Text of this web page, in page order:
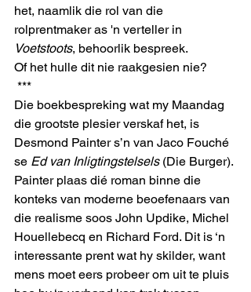
het, naamlik die rol van die
rolprentmaker as 'n verteller in
Voetstoots, behoorlik bespreek.
Of het hulle dit nie raakgesien nie?
***
Die boekbespreking wat my Maandag
die grootste plesier verskaf het, is
Desmond Painter s’n van Jaco Fouché
se Ed van Inligtingstelsels (Die Burger).
Painter plaas dié roman binne die
konteks van moderne beoefenaars van
die realisme soos John Updike, Michel
Houellebecq en Richard Ford. Dit is ‘n
interessante prent wat hy skilder, want
mens moet eers probeer om uit te pluis